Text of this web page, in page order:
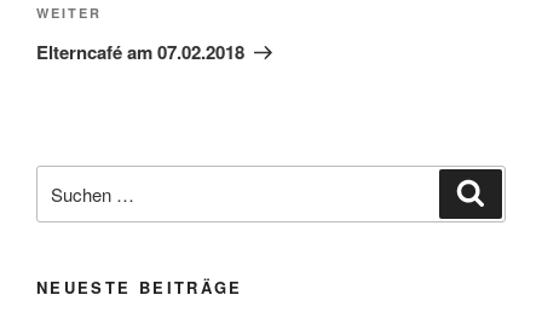
Nächster
Beitrag
WEITER
Elterncafé am 07.02.2018
nach:
NEUESTE BEITRÄGE